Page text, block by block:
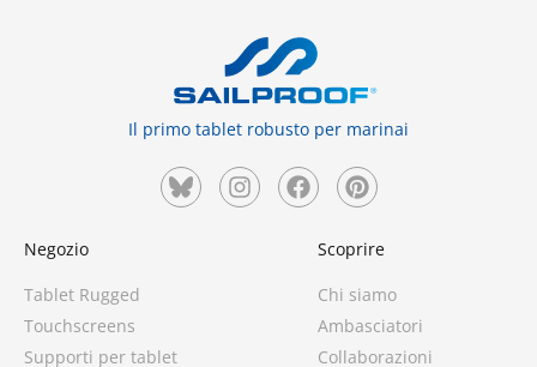
Il primo tablet robusto per marinai
Negozio
Tablet Rugged
Touchscreens
Supporti per tablet
Scoprire
Chi siamo
Ambasciatori
Collaborazioni